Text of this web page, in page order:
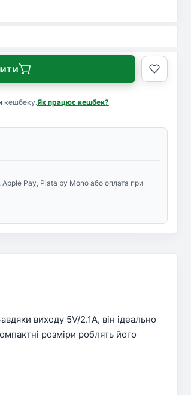
кешбеку.Як працює кешбек?
Pay, Plata by Mono або оплата при
виходу 5V/2.1A, він ідеально
розміри роблять його